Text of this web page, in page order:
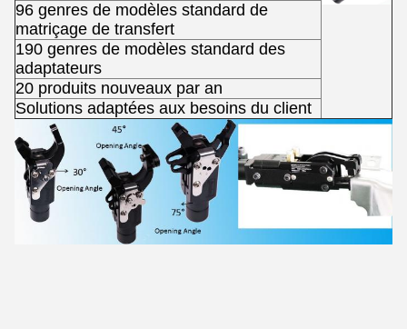
96 genres de modèles standard de
matriçage de transfert
190 genres de modèles standard des
adaptateurs
20 produits nouveaux par an
Solutions adaptées aux besoins du client